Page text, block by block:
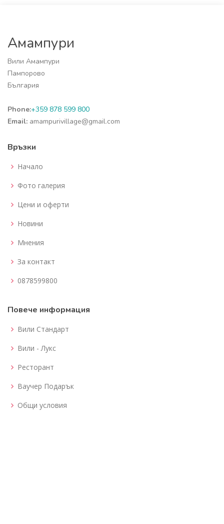
Амампури
Вили Амампури
Пампорово
България
Phone:+359 878 599 800
Email: amampurivillage@gmail.com
Връзки
Начало
Фото галерия
Цени и оферти
Новини
Мнения
За контакт
0878599800
Повече информация
Вили Стандарт
Вили - Лукс
Ресторант
Ваучер Подарък
Общи условия